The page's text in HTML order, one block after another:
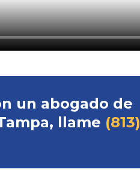
un abogado de
llame (813)